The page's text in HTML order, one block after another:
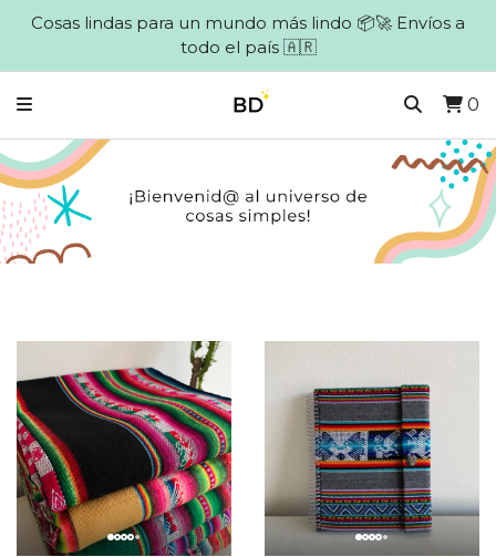
Cosas lindas para un mundo más lindo 📦🚀 Envíos a
todo el país 🇦🇷
0